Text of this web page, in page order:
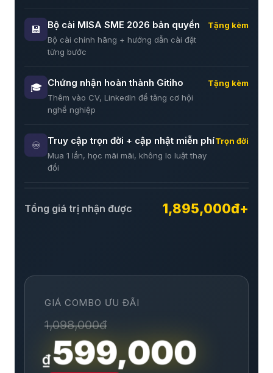
💾 Bộ cài MISA SME 2026 bản quyền
Bộ cài chính hãng + hướng dẫn cài đặt
từng bước
Tặng kèm
🎓 Chứng nhận hoàn thành Gitiho
Thêm vào CV, LinkedIn để tăng cơ hội
nghề nghiệp
Tặng kèm
♾️ Truy cập trọn đời + cập nhật miễn phí
Mua 1 lần, học mãi mãi, không lo luật thay
đổi
Trọn đời
Tổng giá trị nhận được 1,895,000đ+
GIÁ COMBO ƯU ĐÃI
1,098,000đ
₫599,000